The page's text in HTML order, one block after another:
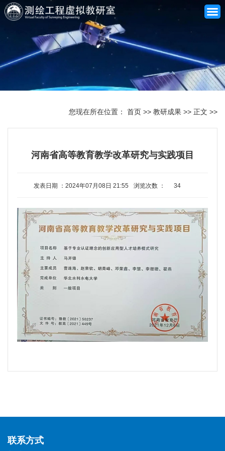
网站首页
关于我们
专业建设
合作共建
资源库
教研成果
学生培养
教研活动
您现在所在位置： 首页 >> 教研成果 >> 正文 >>
河南省高等教育教学改革研究与实践项目
发表日期 ：2024年07月08日 21:55 浏览次数 ： 34
联系方式